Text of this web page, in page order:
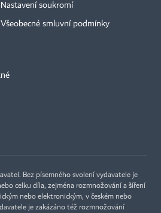
Nastavení soukromí
Všeobecné smluvní podmínky
Bez písemného svolení vydavatele je
celku díla, zejména rozmnožování a šíření
nebo elektronickým, v českém nebo
je zakázáno též rozmnožování